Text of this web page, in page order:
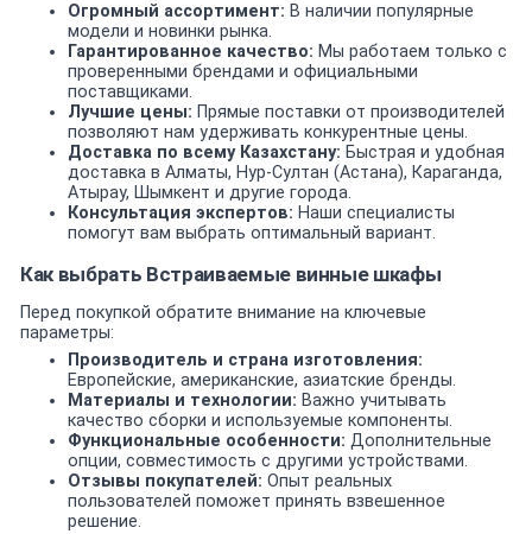
Огромный ассортимент: В наличии популярные
модели и новинки рынка.
Гарантированное качество: Мы работаем только с
проверенными брендами и официальными
поставщиками.
Лучшие цены: Прямые поставки от производителей
позволяют нам удерживать конкурентные цены.
Доставка по всему Казахстану: Быстрая и удобная
доставка в Алматы, Нур-Султан (Астана), Караганда,
Атырау, Шымкент и другие города.
Консультация экспертов: Наши специалисты
помогут вам выбрать оптимальный вариант.
Как выбрать Встраиваемые винные шкафы
Перед покупкой обратите внимание на ключевые
параметры:
Производитель и страна изготовления:
Европейские, американские, азиатские бренды.
Материалы и технологии: Важно учитывать
качество сборки и используемые компоненты.
Функциональные особенности: Дополнительные
опции, совместимость с другими устройствами.
Отзывы покупателей: Опыт реальных
пользователей поможет принять взвешенное
решение.